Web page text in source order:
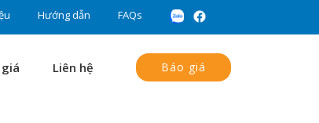
Hướng dẫn FAQs
Liên hệ Báo giá